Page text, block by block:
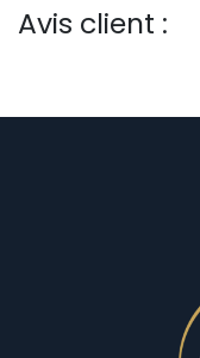
Avis client :